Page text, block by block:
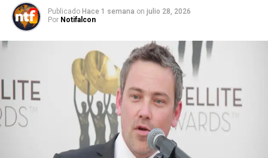
Publicado Hace 1 semana on julio 28, 2026
Por Notifalcon